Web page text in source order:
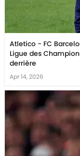
Atletico - FC
Ligue des
derrière
Apr 14, 2026